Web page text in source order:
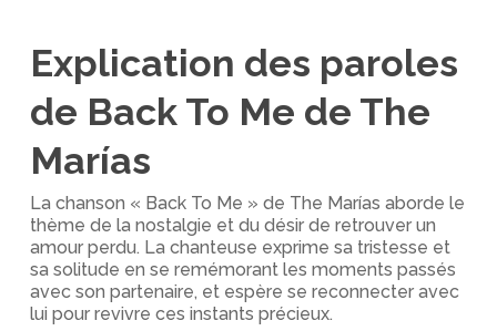
Explication des paroles
de Back To Me de The
Marías
La chanson « Back To Me » de The Marías aborde le
thème de la nostalgie et du désir de retrouver un
amour perdu. La chanteuse exprime sa tristesse et
sa solitude en se remémorant les moments passés
avec son partenaire, et espère se reconnecter avec
lui pour revivre ces instants précieux.